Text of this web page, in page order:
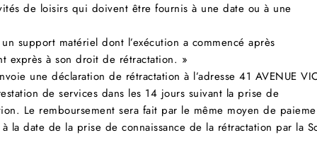
de loisirs qui doivent être fournis à une date ou à une
support matériel dont l’exécution a commencé après
exprès à son droit de rétractation. »
une déclaration de rétractation à l’adresse 41 AVENUE
de services dans les 14 jours suivant la prise de
Le remboursement sera fait par le même moyen de
la date de la prise de connaissance de la rétractation par la